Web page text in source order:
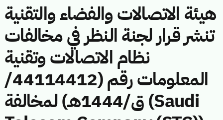
هيئة الاتصالات والفضاء والتقنية
تنشر قرار لجنة النظر في مخالفات
نظام الاتصالات وتقنية
المعلومات رقم (44114412/
ق/1444هـ) لمخالفة (Saudi